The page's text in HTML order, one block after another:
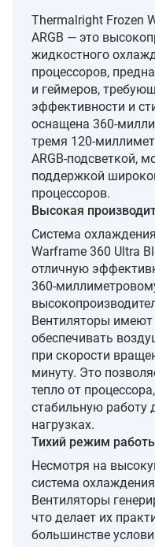
Thermalright Frozen
ARGB — это
жидкостного
процессоров,
и геймеров,
эффективности и
оснащена 360-
тремя 120-
ARGB-подсветкой,
поддержкой
процессоров.
Высокая
Система
Warframe 360 Ultra
отличную
360-
Вентиляторы
обеспечивать
при скорости
минуту. Это
тепло от
стабильную работу
нагрузках.
Тихий режим
Несмотря на
система
Вентиляторы
что делает их
большинстве